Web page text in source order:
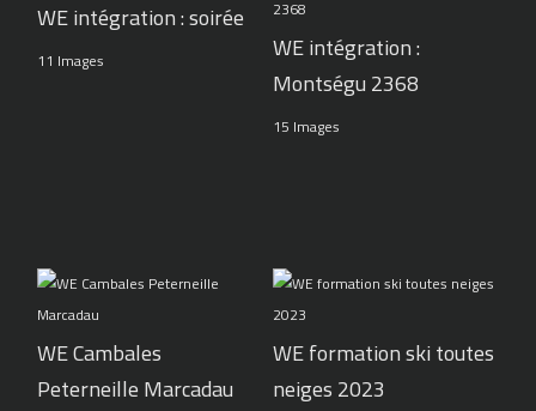
WE intégration : soirée
11 Images
WE intégration :
Montségu 2368
15 Images
WE Cambales
Peterneille Marcadau
WE formation ski toutes
neiges 2023